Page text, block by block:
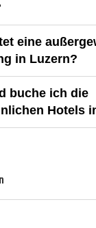
eine
in Luzern?
buche ich die
Hotels